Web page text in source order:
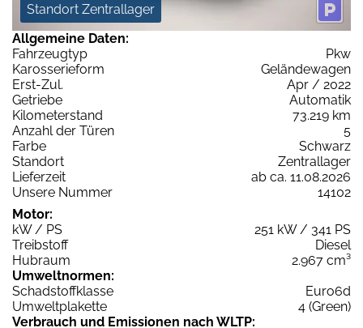
Standort Zentrallager
Allgemeine Daten:
Fahrzeugtyp
Pkw
Karosserieform
Geländewagen
Erst-Zul.
Apr / 2022
Getriebe
Automatik
Kilometerstand
73.219 km
Anzahl der Türen
5
Farbe
Schwarz
Standort
Zentrallager
Lieferzeit
ab ca. 11.08.2026
Unsere Nummer
14102
Motor:
kW / PS
251 kW / 341 PS
Treibstoff
Diesel
Hubraum
2.967 cm³
Umweltnormen:
Schadstoffklasse
Euro6d
Umweltplakette
4 (Green)
Verbrauch und Emissionen nach WLTP: